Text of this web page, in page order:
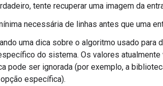
tente recuperar uma imagem da
necessária de linhas antes que uma
uma dica sobre o algoritmo usado para
do sistema. Os valores atualmente
pode ser ignorada (por exemplo, a
específica).